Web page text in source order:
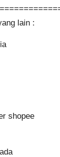
lain :
shopee